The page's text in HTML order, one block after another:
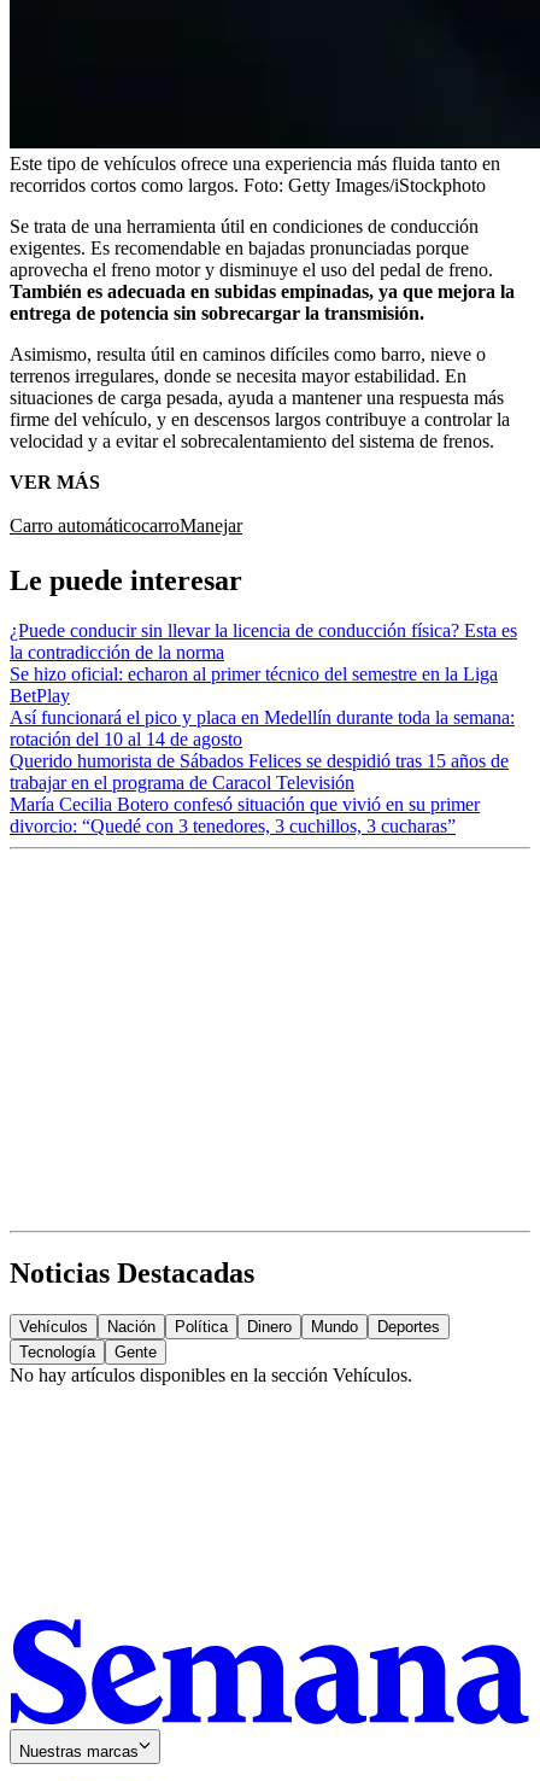
Este tipo de vehículos ofrece una experiencia más fluida tanto en
recorridos cortos como largos. Foto: Getty Images/iStockphoto
Se trata de una herramienta útil en condiciones de conducción
exigentes. Es recomendable en bajadas pronunciadas porque
aprovecha el freno motor y disminuye el uso del pedal de freno.
También es adecuada en subidas empinadas, ya que mejora la
entrega de potencia sin sobrecargar la transmisión.
Asimismo, resulta útil en caminos difíciles como barro, nieve o
terrenos irregulares, donde se necesita mayor estabilidad. En
situaciones de carga pesada, ayuda a mantener una respuesta más
firme del vehículo, y en descensos largos contribuye a controlar la
velocidad y a evitar el sobrecalentamiento del sistema de frenos.
VER MÁS
Carro automáticocarroManejar
Le puede interesar
¿Puede conducir sin llevar la licencia de conducción física? Esta es
la contradicción de la norma
Se hizo oficial: echaron al primer técnico del semestre en la Liga
BetPlay
Así funcionará el pico y placa en Medellín durante toda la semana:
rotación del 10 al 14 de agosto
Querido humorista de Sábados Felices se despidió tras 15 años de
trabajar en el programa de Caracol Televisión
María Cecilia Botero confesó situación que vivió en su primer
divorcio: “Quedé con 3 tenedores, 3 cuchillos, 3 cucharas”
Noticias Destacadas
Vehículos Nación Política Dinero Mundo
Deportes
Tecnología
Gente
No hay artículos disponibles en la sección Vehículos.
Nuestras marcas